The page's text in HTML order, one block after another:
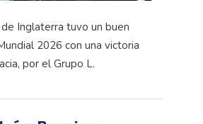
Inglaterra tuvo un buen
2026 con una victoria
por el Grupo L.